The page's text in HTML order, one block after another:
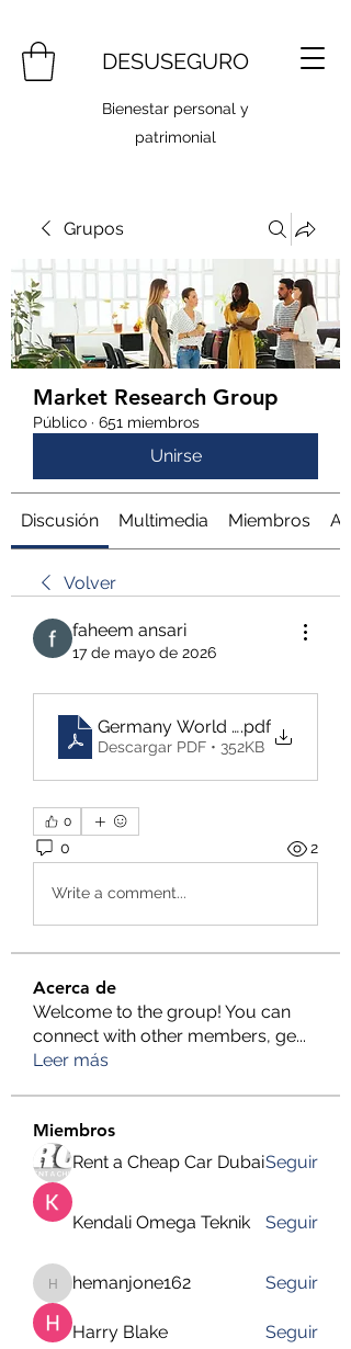
DESUSEGURO
Bienestar personal y
patrimonial
Grupos
Market Research Group
Público · 651 miembros
Unirse
Discusión Multimedia Miembros
Volver
faheem ansari
17 de mayo de 2026
Germany World Cup 2026
.pdf
Descargar PDF • 352KB
0
0 2
Write a comment...
Acerca de
Welcome to the group! You can
connect with other members, ge...
Leer más
Miembros
Rent a Cheap Car DubaiSeguir
Kendali Omega Teknik Seguir
hemanjone162
hemanjone162 Seguir
Harry Blake Seguir